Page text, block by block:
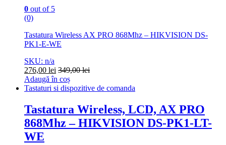
0 out of 5
(0)
Tastatura Wireless AX PRO 868Mhz – HIKVISION DS-
PK1-E-WE
SKU: n/a
276,00 lei 349,00lei
Adaugă în coș
Tastaturi si dispozitive de comanda
Tastatura Wireless, LCD, AX PRO
868Mhz – HIKVISION DS-PK1-LT-
WE